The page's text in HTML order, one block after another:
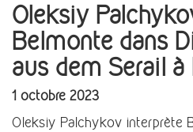
Oleksiy
Belmonte dans
aus dem Serail à
1 octobre 2023
Oleksiy Palchykov interprète